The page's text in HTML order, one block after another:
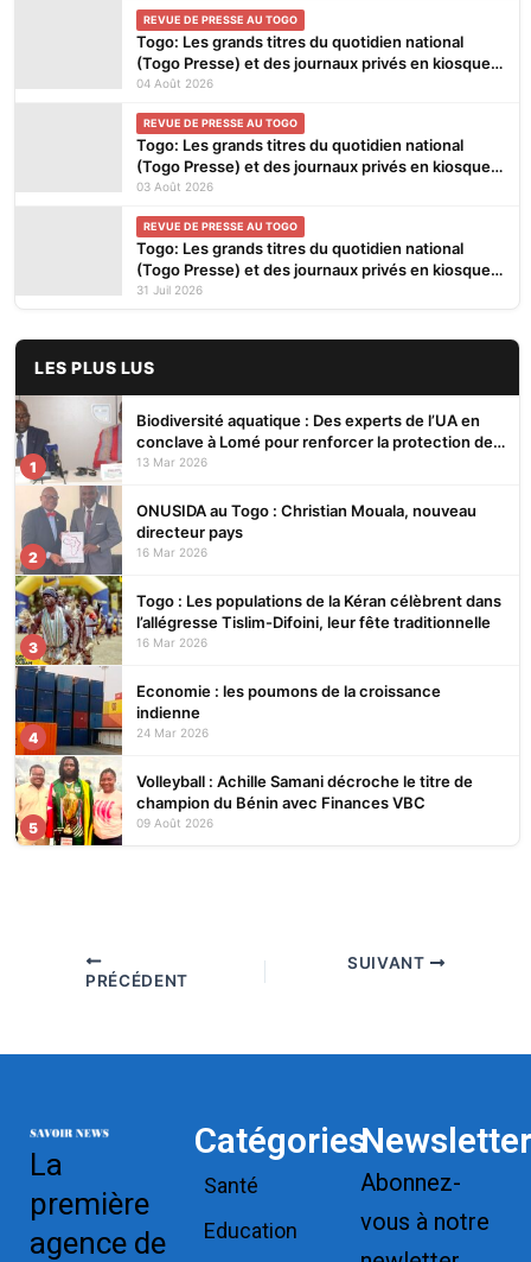
REVUE DE PRESSE AU TOGO
Togo: Les grands titres du quotidien national
(Togo Presse) et des journaux privés en kiosques
ce mardi 4 Août 2026
04 Août 2026
REVUE DE PRESSE AU TOGO
Togo: Les grands titres du quotidien national
(Togo Presse) et des journaux privés en kiosques
ce lundi 3 Août 2026
03 Août 2026
REVUE DE PRESSE AU TOGO
Togo: Les grands titres du quotidien national
(Togo Presse) et des journaux privés en kiosques
ce vendredi 31 Juillet 2026
31 Juil 2026
LES PLUS LUS
1
Biodiversité aquatique : Des experts de l’UA en
conclave à Lomé pour renforcer la protection des
écosystèmes
13 Mar 2026
2
ONUSIDA au Togo : Christian Mouala, nouveau
directeur pays
16 Mar 2026
3
Togo : Les populations de la Kéran célèbrent dans
l’allégresse Tislim-Difoini, leur fête traditionnelle
16 Mar 2026
4
Economie : les poumons de la croissance
indienne
24 Mar 2026
5
Volleyball : Achille Samani décroche le titre de
champion du Bénin avec Finances VBC
09 Août 2026
PRÉCÉDENT
SUIVANT
La
première
agence de
Catégories
Santé
Education
Newsletter
Abonnez-
vous à notre